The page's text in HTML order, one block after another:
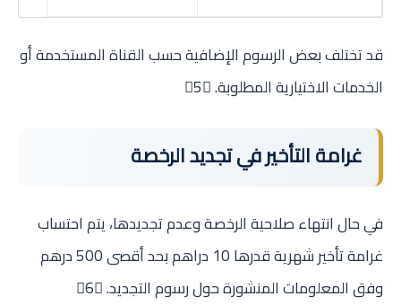
قد تختلف بعض الرسوم الإضافية حسب القناة المستخدمة أو
الخدمات الاختيارية المطلوبة. 5
غرامة التأخير في تجديد الرخصة
في حال انتهاء صلاحية الرخصة وعدم تجديدها، يتم احتساب
غرامة تأخير شهرية قدرها 10 دراهم بحد أقصى 500 درهم
وفق المعلومات المنشورة حول رسوم التجديد. 6